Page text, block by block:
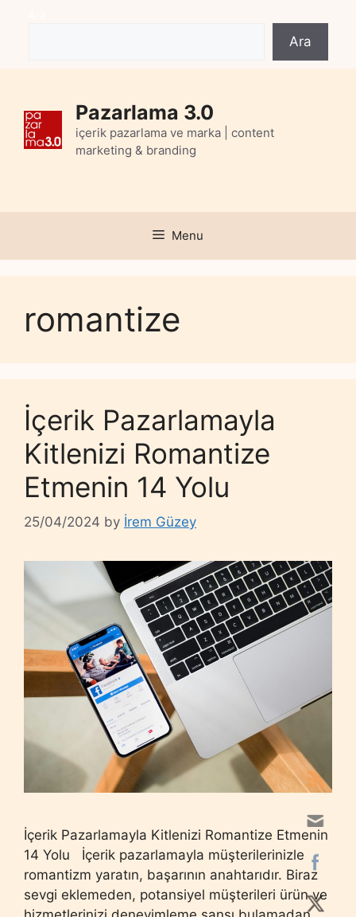
Ara
Pazarlama 3.0
içerik pazarlama ve marka | content
marketing & branding
Menu
romantize
İçerik Pazarlamayla
Kitlenizi Romantize
Etmenin 14 Yolu
25/04/2024 by İrem Güzey
İçerik Pazarlamayla Kitlenizi Romantize Etmenin
14 Yolu İçerik pazarlamayla müşterilerinizle
romantizm yaratın, başarının anahtarıdır. Biraz
sevgi eklemeden, potansiyel müşterileri ürün ve